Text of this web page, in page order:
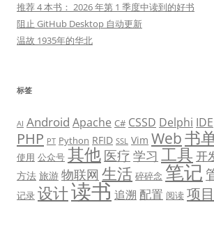
推荐 4 本书： 2026 年第 1 季度中读到的好书
阻止 GitHub Desktop 自动更新
温故 1935年的华北
标签
AI Android Apache C# CSSD Delphi IDE
PHP PT Python RFID SSL Vim Web书
使用 公众号 其他医疗 学习 工具 开
方法 旅游 物联网 生活 碎碎念 笔记
记录 设计读书追溯 配置 阅读 项目